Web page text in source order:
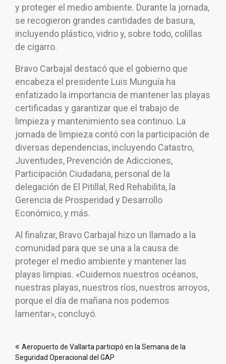
y proteger el medio ambiente. Durante la jornada,
se recogieron grandes cantidades de basura,
incluyendo plástico, vidrio y, sobre todo, colillas
de cigarro.
Bravo Carbajal destacó que el gobierno que
encabeza el presidente Luis Munguía ha
enfatizado la importancia de mantener las playas
certificadas y garantizar que el trabajo de
limpieza y mantenimiento sea continuo. La
jornada de limpieza contó con la participación de
diversas dependencias, incluyendo Catastro,
Juventudes, Prevención de Adicciones,
Participación Ciudadana, personal de la
delegación de El Pitillal, Red Rehabilita, la
Gerencia de Prosperidad y Desarrollo
Económico, y más.
Al finalizar, Bravo Carbajal hizo un llamado a la
comunidad para que se una a la causa de
proteger el medio ambiente y mantener las
playas limpias. «Cuidemos nuestros océanos,
nuestras playas, nuestros ríos, nuestros arroyos,
porque el día de mañana nos podemos
lamentar», concluyó.
deAeropuerto de Vallarta participó en la Semana de la
Seguridad Operacional del GAP